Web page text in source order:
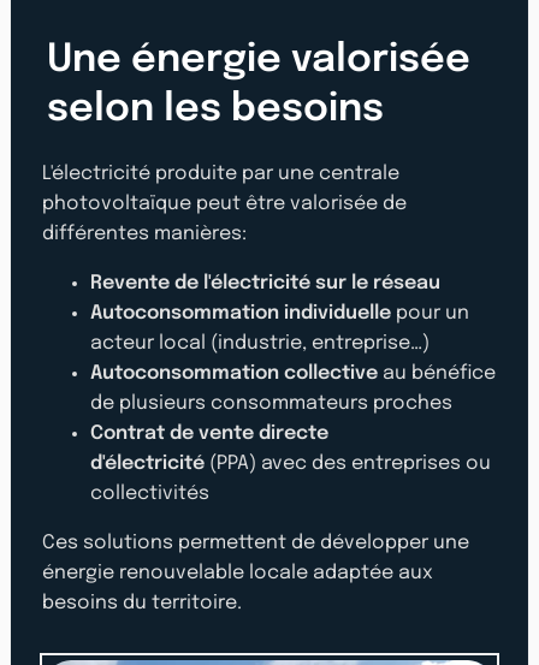
Une énergie valorisée
selon les besoins
L'électricité produite par une centrale
photovoltaïque peut être valorisée de
différentes manières:
Revente de l'électricité sur le réseau
Autoconsommation individuelle pour un
acteur local (industrie, entreprise…)
Autoconsommation collective au bénéfice
de plusieurs consommateurs proches
Contrat de vente directe
d'électricité (PPA) avec des entreprises ou
collectivités
Ces solutions permettent de développer une
énergie renouvelable locale adaptée aux
besoins du territoire.